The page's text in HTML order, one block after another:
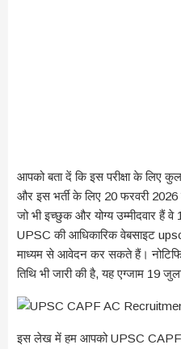
आपको बता दें कि इस परीक्षा के लिए
और इस भर्ती के लिए 20 फरवरी
जो भी इच्छुक और योग्य उम्मीदवार हैं
UPSC की आधिकारिक वेबसाइट
माध्यम से आवेदन कर सकते हैं।
तिथि भी जारी की है, यह एग्जाम 19
इस लेख में हम आपको UPSC CAPF